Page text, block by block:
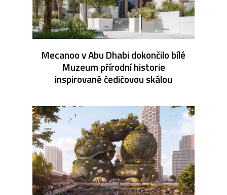
Mecanoo v Abu Dhabi dokončilo bílé
Muzeum přírodní historie
inspirované čedičovou skálou